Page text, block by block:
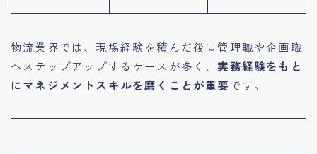
物流業界では、現場経験を積んだ後に管理職や企画職
へステップアップするケースが多く、 実務経験をもと
にマネジメントスキルを磨くことが重要です。